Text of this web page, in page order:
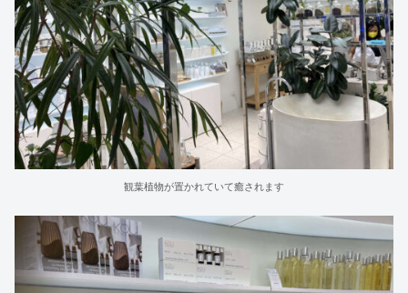
観葉植物が置かれていて癒されます